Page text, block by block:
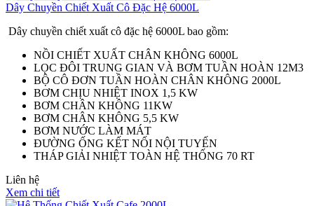
Dây Chuyền Chiết Xuất Cô Đặc Hệ 6000L
Dây chuyền chiết xuất cô đặc hệ 6000L bao gồm:
NỒI CHIẾT XUẤT CHÂN KHÔNG 6000L
LỌC ĐÔI TRUNG GIAN VÀ BƠM TUẦN HOÀN 12M3
BỘ CÔ ĐƠN TUẦN HOÀN CHÂN KHÔNG 2000L
BƠM CHỊU NHIỆT INOX 1,5 KW
BƠM CHÂN KHÔNG 11KW
BƠM CHÂN KHÔNG 5,5 KW
BƠM NƯỚC LÀM MÁT
ĐƯỜNG ỐNG KẾT NỐI NỘI TUYẾN
THÁP GIẢI NHIỆT TOÀN HỆ THỐNG 70 RT
Liên hệ
Xem chi tiết